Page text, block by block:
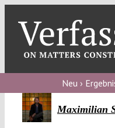
content
blog
Verfassungs
Neu ›
Maximilian